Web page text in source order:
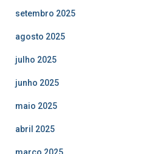
setembro 2025
agosto 2025
julho 2025
junho 2025
maio 2025
abril 2025
março 2025